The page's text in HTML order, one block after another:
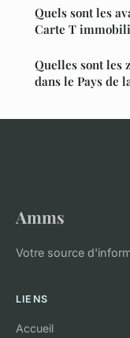
Quels sont les
Carte T
Quelles sont les
dans le Pays de
Amms
Votre source
LIENS
Accueil